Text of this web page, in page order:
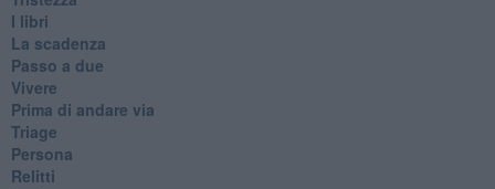
I libri
La scadenza
Passo a due
Vivere
Prima di andare via
Triage
Persona
Relitti